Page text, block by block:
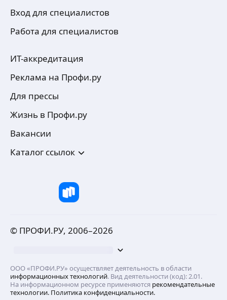
Вход для специалистов
Работа для специалистов
ИТ-аккредитация
Реклама на Профи.ру
Для прессы
Жизнь в Профи.ру
Вакансии
Каталог ссылок
© ПРОФИ.РУ, 2006–2026
ООО «ПРОФИ.РУ» осуществляет деятельность в области
информационных технологий. Вид деятельности (код): 2.01.
На информационном ресурсе применяются рекомендательные
технологии. Политика конфиденциальности.